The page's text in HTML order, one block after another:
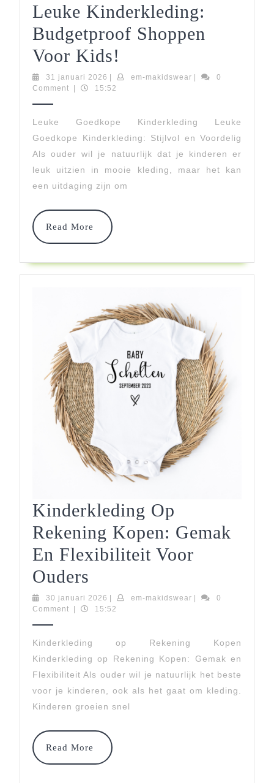
Leuke Kinderkleding:
Budgetproof Shoppen
Voor Kids!
En
Leuke
Kinderkleding:
Budgetproof
Shoppen
31 januari 2026 31
januari
| em-makidswearem-
|
0
Comment
| 15:52
Leuke Goedkope Kinderkleding Leuke
Goedkope Kinderkleding: Stijlvol en Voordelig
Als ouder wil je natuurlijk dat je kinderen er
leuk uitzien in mooie kleding, maar het kan
een uitdaging zijn om
Read More
Read
More
Kinderkleding Op
Rekening Kopen: Gemak
En Flexibiliteit Voor
Ouders
Op
Kopen:
Gemak
En
Flexibiliteit
Voor
Ouders
30 januari 2026 30
januari
em-makidswearem-
0
Comment
15:52
Kinderkleding op Rekening Kopen
Kinderkleding op Rekening Kopen: Gemak en
Flexibiliteit Als ouder wil je natuurlijk het beste
voor je kinderen, ook als het gaat om kleding.
Kinderen groeien snel
Read More
Read
More